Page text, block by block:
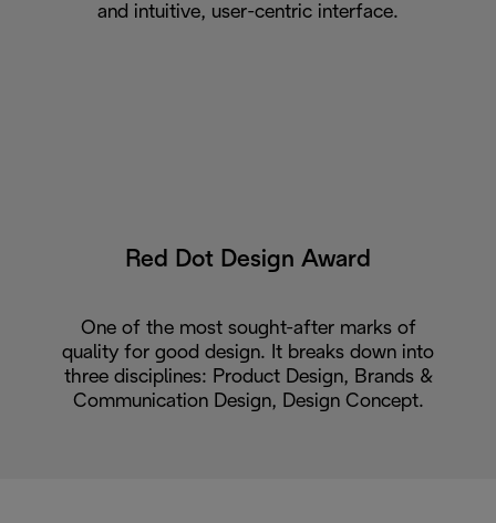
and intuitive, user-centric interface.
Red Dot Design Award
One of the most sought-after marks of
quality for good design. It breaks down into
three disciplines: Product Design, Brands &
Communication Design, Design Concept.